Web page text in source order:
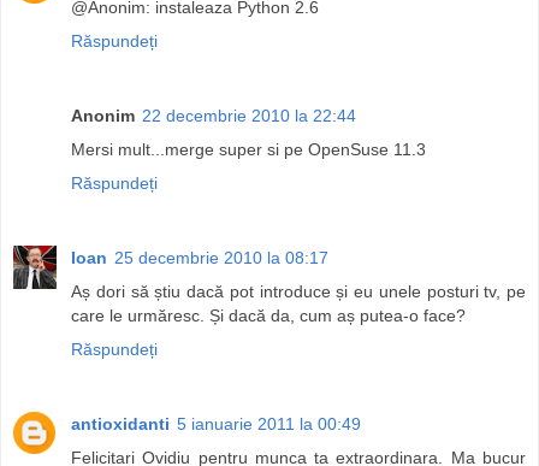
@Anonim: instaleaza Python 2.6
Răspundeți
Anonim 22 decembrie 2010 la 22:44
Mersi mult...merge super si pe OpenSuse 11.3
Răspundeți
Ioan 25 decembrie 2010 la 08:17
Aș dori să știu dacă pot introduce și eu unele posturi tv, pe
care le urmăresc. Și dacă da, cum aș putea-o face?
Răspundeți
antioxidanti 5 ianuarie 2011 la 00:49
Felicitari Ovidiu pentru munca ta extraordinara. Ma bucur